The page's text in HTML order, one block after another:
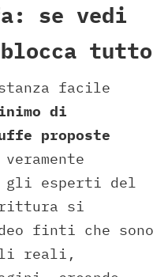
se vedi
blocca tutto
facile
di
proposte
gli esperti del
si
finti che sono
reali,